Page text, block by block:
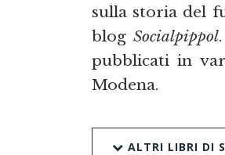
sulla storia del
blog Socialpippol
pubblicati in
Modena.
ALTRI LIBRI DI